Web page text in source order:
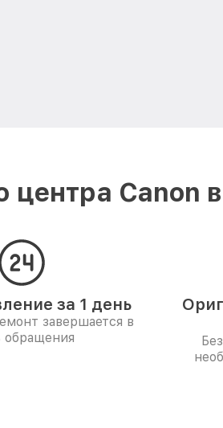
Canon
за 1 день
завершается в
обращения